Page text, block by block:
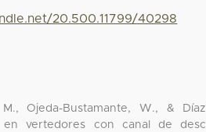
20.500.11799/40298
M., Ojeda-Bustamante, W., &
en vertedores con canal de